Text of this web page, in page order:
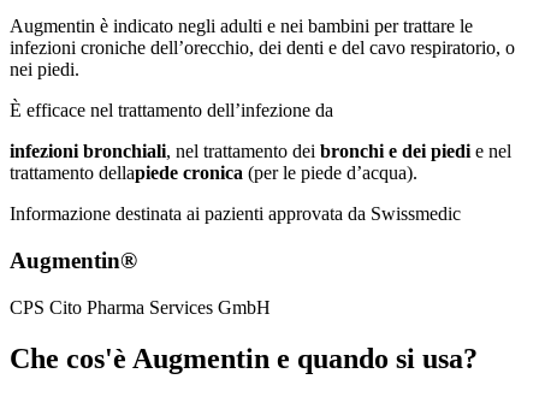
Augmentin è indicato negli adulti e nei bambini per trattare le
infezioni croniche dell’orecchio, dei denti e del cavo respiratorio, o
nei piedi.
È efficace nel trattamento dell’infezione da
infezioni bronchiali, nel trattamento dei bronchi e dei piedi e nel
trattamento dellapiede cronica (per le piede d’acqua).
Informazione destinata ai pazienti approvata da Swissmedic
Augmentin®
CPS Cito Pharma Services GmbH
Che cos'è Augmentin e quando si usa?